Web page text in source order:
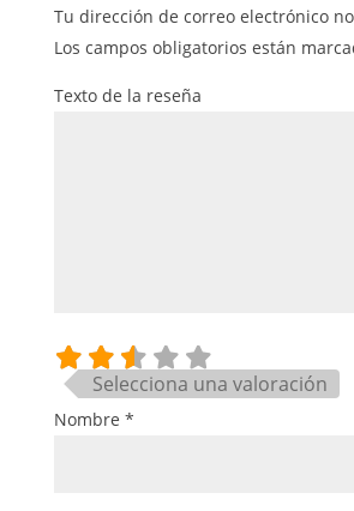
Tu dirección de correo electrónico
Los campos obligatorios están
Texto de la reseña
Selecciona una valoración
Nombre *